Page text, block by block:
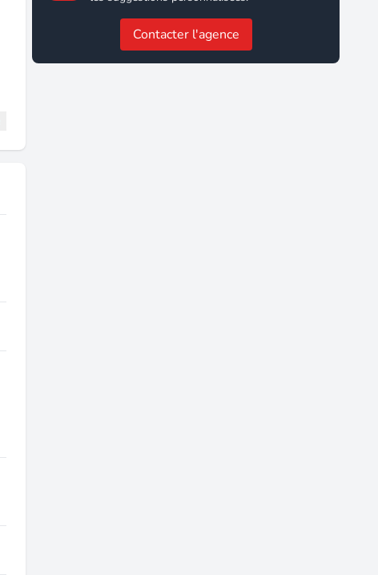
Contacter l'agence